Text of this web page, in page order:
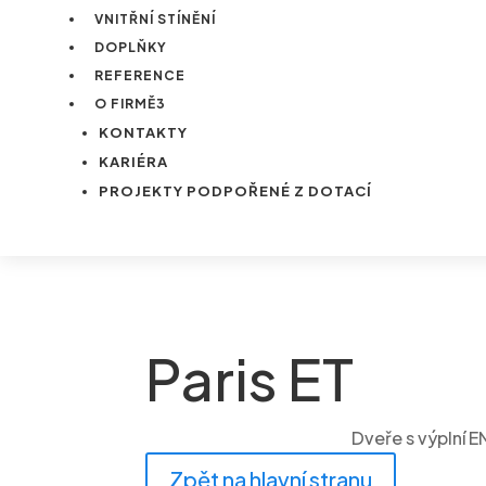
VNITŘNÍ STÍNĚNÍ
DOPLŇKY
REFERENCE
O FIRMĚ3
KONTAKTY
KARIÉRA
PROJEKTY PODPOŘENÉ Z DOTACÍ
Paris ET
Dveře s výplní
Zpět na hlavní stranu